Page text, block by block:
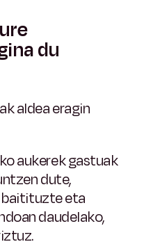
du
aldea eragin
aukerek gastuak
dute,
baitituzte eta
daudelako,